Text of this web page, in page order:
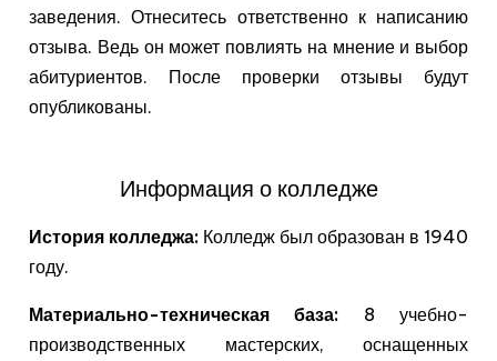
заведения. Отнеситесь ответственно к написанию
отзыва. Ведь он может повлиять на мнение и выбор
абитуриентов. После проверки отзывы будут
опубликованы.
Информация о колледже
История колледжа: Колледж был образован в 1940
году.
Материально-техническая база: 8 учебно-
производственных мастерских, оснащенных